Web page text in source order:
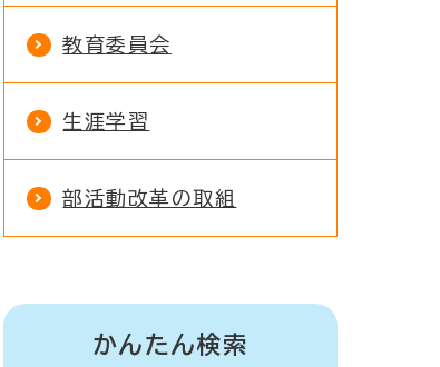
教育委員会
生涯学習
部活動改革の取組
かんたん検索